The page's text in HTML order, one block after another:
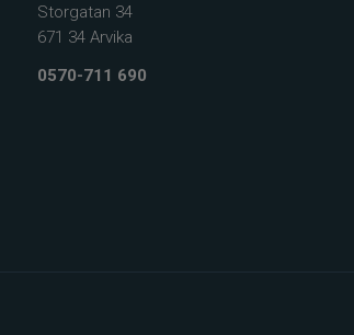
Storgatan 34
671 34 Arvika
0570-711 690